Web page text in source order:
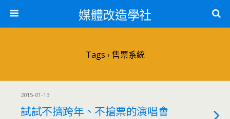
媒體改造學社
Tags › 售票系統
2015-01-13
試試不擠跨年、不搶票的演唱會